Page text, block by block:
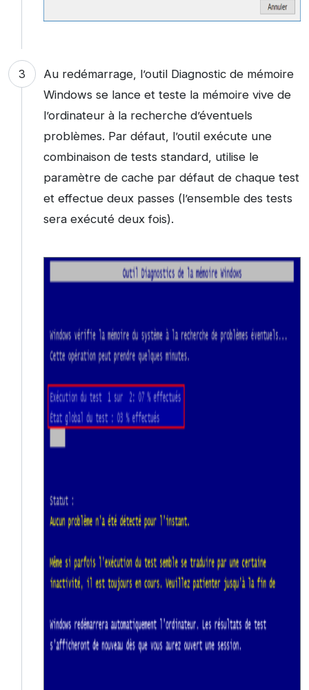
Au redémarrage, l’outil Diagnostic de mémoire
Windows se lance et teste la mémoire vive de
l’ordinateur à la recherche d’éventuels
problèmes. Par défaut, l’outil exécute une
combinaison de tests standard, utilise le
paramètre de cache par défaut de chaque test
et effectue deux passes (l’ensemble des tests
sera exécuté deux fois).